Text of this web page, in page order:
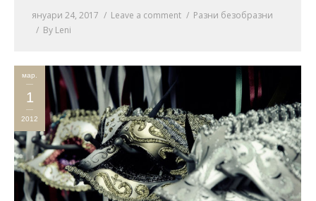
януари 24, 2017 Leave a comment
Разни безобразни
By Leni
мар.
1
2012